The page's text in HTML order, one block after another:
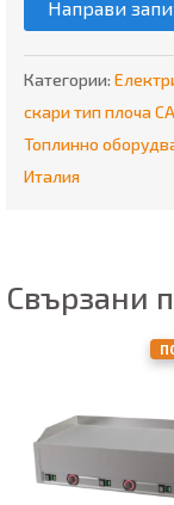
Направи
Категории:
скари тип плоча
Топлинно
Италия
Свързани